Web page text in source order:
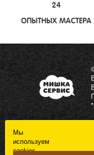
24
ОПЫТНЫХ МАСТЕРА
Мы
используем
cookies